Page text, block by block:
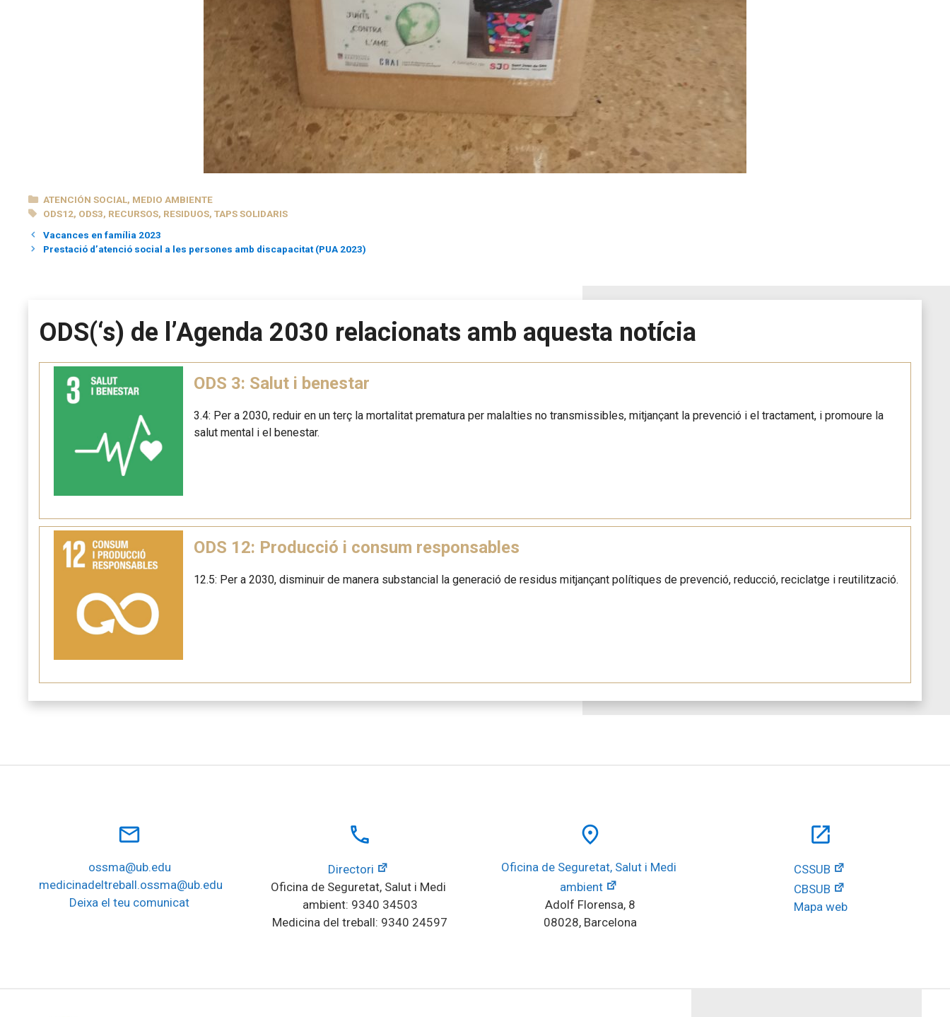
CATEGORÍAS
ATENCIÓN SOCIAL, MEDIO AMBIENTE
ETIQUETAS
ODS12, ODS3, RECURSOS, RESIDUOS,TAPS SOLIDARIS
Vacances en família 2023
Prestació d’atenció social a les persones amb discapacitat (PUA 2023)
ODS(‘s) de l’Agenda 2030 relacionats amb aquesta notícia
ODS 3: Salut i benestar
3.4: Per a 2030, reduir en un terç la mortalitat prematura per malalties no transmissibles, mitjançant la prevenció i el tractament, i promoure la
salut mental i el benestar.
ODS 12: Producció i consum responsables
12.5: Per a 2030, disminuir de manera substancial la generació de residus mitjançant polítiques de prevenció, reducció, reciclatge i reutilització.
mail_outline
ossma@ub.edu
medicinadeltreball.ossma@ub.edu
Deixa el teu comunicat
local_phone
Directori
Oficina de Seguretat, Salut i Medi
ambient: 9340 34503
Medicina del treball: 9340 24597
place
Oficina de Seguretat, Salut i Medi
ambient
Adolf Florensa, 8
08028, Barcelona
open_in_new
CSSUB
CBSUB
Mapa web